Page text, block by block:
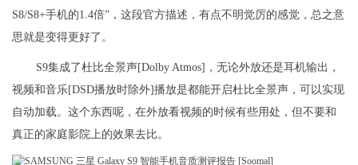
S8/S8+手机的1.4倍”，这段官方描述，有点不明觉厉的感觉，总之意
思就是变得更好了。
S9集成了杜比全景声[Dolby Atmos]，无论外放还是耳机输出，
视频和音乐[DSD播放时除外]播放是都能开启杜比全景声，可以实现
自动加载。这个东西呢，在外放看视频的时候有些用处，但不要和
真正的家庭影院上的效果去比。